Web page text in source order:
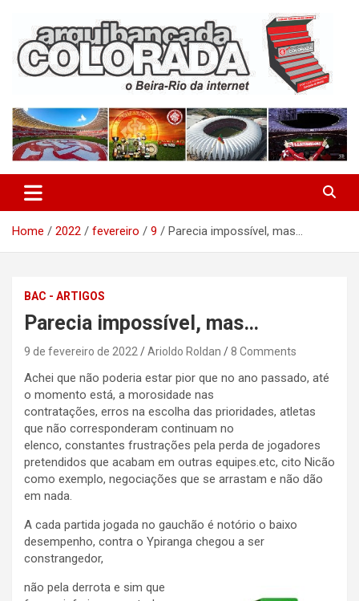
content
Arquibancada Colorada
Home 2022 fevereiro 9 Parecia impossível, mas…
BAC - ARTIGOS
Parecia impossível, mas…
9 de fevereiro de 2022 Arioldo Roldan 8 Comments
Achei que não poderia estar pior que no ano passado, até
o momento está, a morosidade nas
contratações, erros na escolha das prioridades, atletas
que não corresponderam continuam no
elenco, constantes frustrações pela perda de jogadores
pretendidos que acabam em outras equipes.etc, cito Nicão
como exemplo, negociações que se arrastam e não dão
em nada.
A cada partida jogada no gauchão é notório o baixo
desempenho, contra o Ypiranga chegou a ser
constrangedor,
não pela derrota e sim que